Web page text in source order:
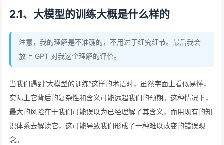
2.1、大模型的训练大概是什么样的
注意，我的理解是不准确的，不用过于细究细节。最后我会
放上 GPT 对我这个理解的评价。
当我们遇到“大模型的训练”这样的术语时，虽然字面上看似易懂，
实际上它背后的复杂性和含义可能远超我们的预期。这种情况下，
最大的风险在于我们可能误以为已经理解了其含义，而用现有的知
识体系去解读它，这可能导致我们形成了一种难以改变的错误观
念。